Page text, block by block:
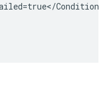
Condition>